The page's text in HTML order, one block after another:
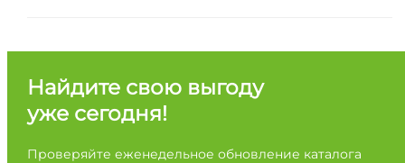
Найдите свою выгоду
уже сегодня!
Проверяйте еженедельное обновление каталога